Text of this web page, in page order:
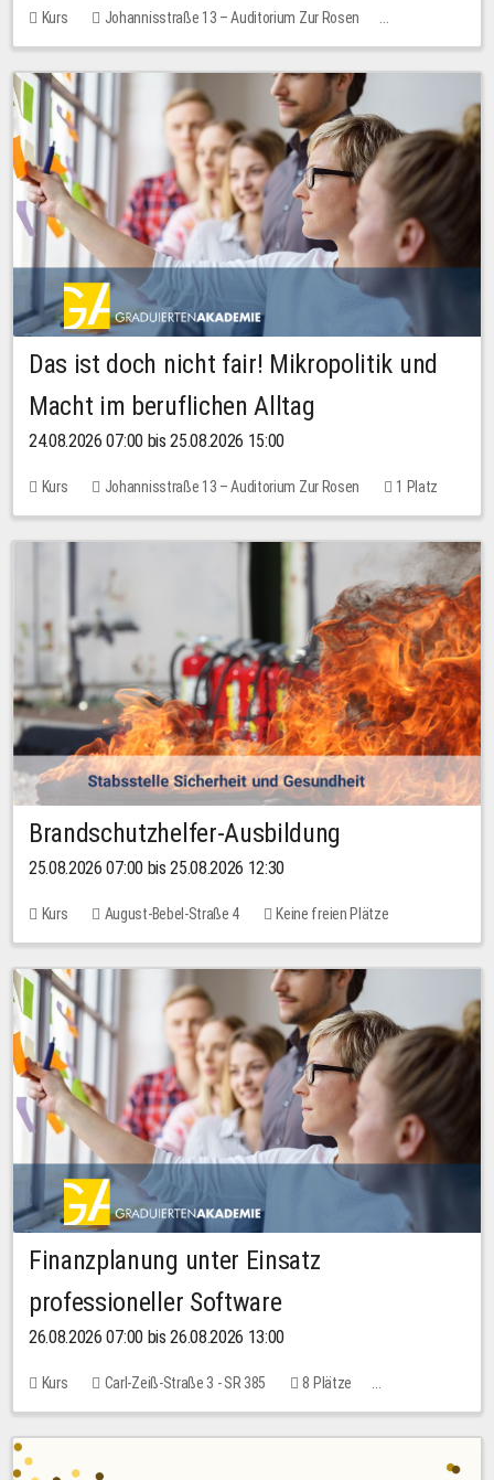
Kurs
Johannisstraße 13 – Auditorium Zur Rosen
Keine freien Plätze
Das ist doch nicht fair! Mikropolitik und
Macht im beruflichen Alltag
24.08.2026 07:00 bis 25.08.2026 15:00
Kurs Johannisstraße 13 – Auditorium Zur Rosen
1 Platz
30,00 EUR
Brandschutzhelfer-Ausbildung
25.08.2026 07:00 bis 25.08.2026 12:30
Kurs August-Bebel-Straße 4 Keine freien Plätze
Finanzplanung unter Einsatz
professioneller Software
26.08.2026 07:00 bis 26.08.2026 13:00
Kurs Carl-Zeiß-Straße 3 - SR 385
8 Plätze
20,00 EUR